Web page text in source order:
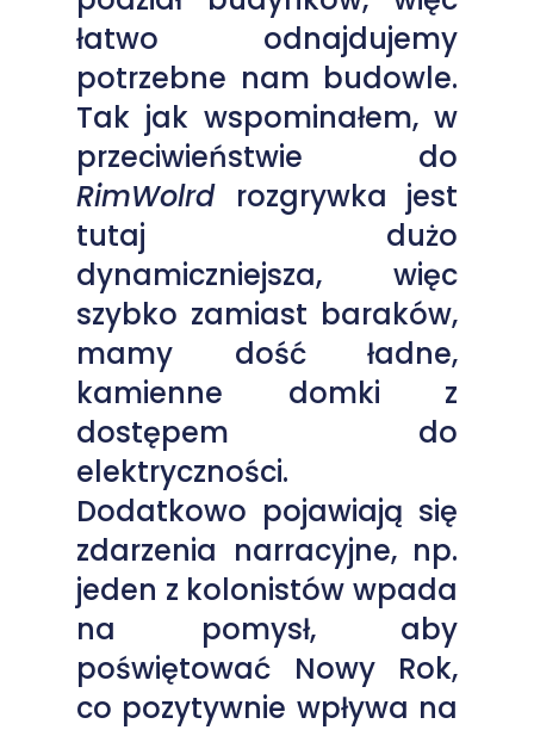
łatwo odnajdujemy
potrzebne nam budowle.
Tak jak wspominałem, w
przeciwieństwie do
RimWolrd rozgrywka jest
tutaj dużo
dynamiczniejsza, więc
szybko zamiast baraków,
mamy dość ładne,
kamienne domki z
dostępem do
elektryczności.
Dodatkowo pojawiają się
zdarzenia narracyjne, np.
jeden z kolonistów wpada
na pomysł, aby
poświętować Nowy Rok,
co pozytywnie wpływa na